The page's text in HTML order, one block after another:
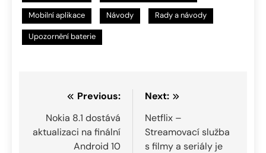
Mobilní aplikace Návody Rady a návody
Upozornění baterie
Navigace
pro
příspěvek
Previous:
Nokia 8.1 dostává
aktualizaci na finální
Android 10
Next:
Netflix –
Streamovací služba
s filmy a seriály je